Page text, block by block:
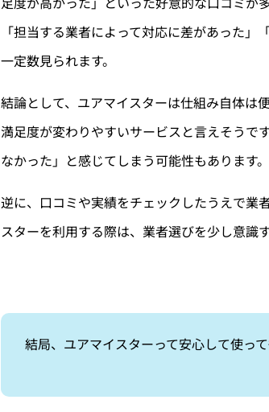
「担当する業者によって対応に差があった
一定数見られます。
結論として、ユアマイスターは仕組み自体は
満足度が変わりやすいサービスと言えそうで
なかった」と感じてしまう可能性もあります。
逆に、口コミや実績をチェックしたうえで業
スターを利用する際は、業者選びを少し意識
結局、ユアマイスターって安心して使っ